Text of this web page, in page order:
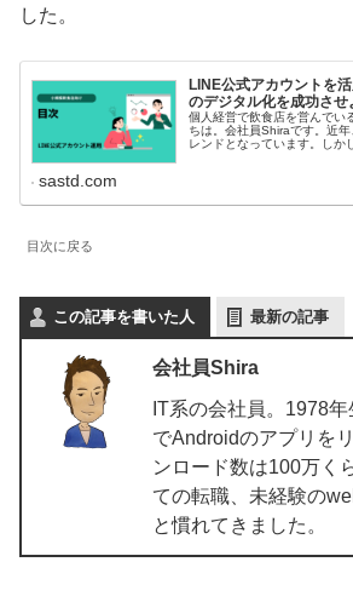
した。
LINE公式アカウントを
のデジタル化を成功させ
個人経営で飲食店を営んでい
ちは。会社員Shiraです。近
レンドとなっています。しか
sastd.com
目次に戻る
この記事を書いた人 最新の記事
会社員Shira
IT系の会社員。1978
でAndroidのアプリを
ンロード数は100万く
ての転職、未経験の
と慣れてきました。